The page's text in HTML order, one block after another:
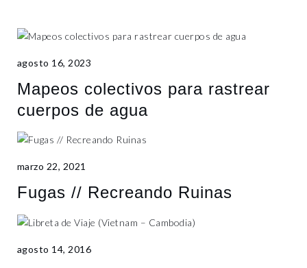
agosto 16, 2023
Mapeos colectivos para rastrear
cuerpos de agua
marzo 22, 2021
Fugas // Recreando Ruinas
agosto 14, 2016